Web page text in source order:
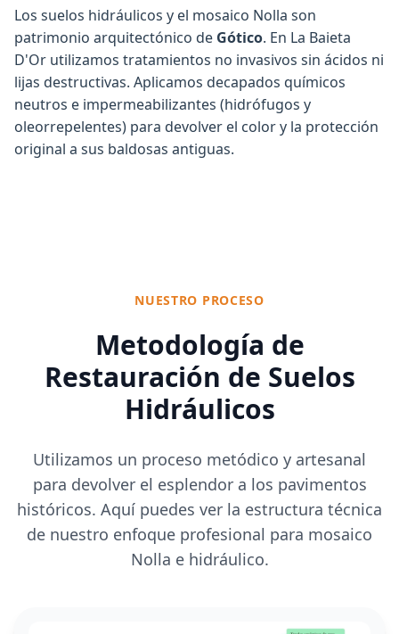
Los suelos hidráulicos y el mosaico Nolla son
patrimonio arquitectónico de Gótico. En La Baieta
D'Or utilizamos tratamientos no invasivos sin ácidos ni
lijas destructivas. Aplicamos decapados químicos
neutros e impermeabilizantes (hidrófugos y
oleorrepelentes) para devolver el color y la protección
original a sus baldosas antiguas.
NUESTRO PROCESO
Metodología de
Restauración de Suelos
Hidráulicos
Utilizamos un proceso metódico y artesanal
para devolver el esplendor a los pavimentos
históricos. Aquí puedes ver la estructura técnica
de nuestro enfoque profesional para mosaico
Nolla e hidráulico.